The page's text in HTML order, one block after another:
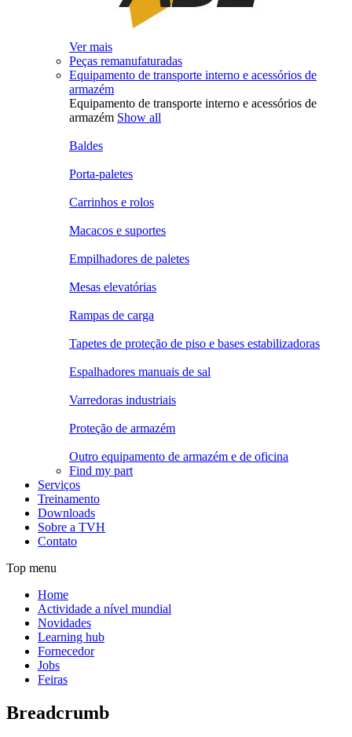
Ver mais
Peças remanufaturadas
Equipamento de transporte interno e acessórios de
armazém
Equipamento de transporte interno e acessórios de
armazém Show all
Baldes
Porta-paletes
Carrinhos e rolos
Macacos e suportes
Empilhadores de paletes
Mesas elevatórias
Rampas de carga
Tapetes de proteção de piso e bases estabilizadoras
Espalhadores manuais de sal
Varredoras industriais
Proteção de armazém
Outro equipamento de armazém e de oficina
Find my part
Serviços
Treinamento
Downloads
Sobre a TVH
Contato
Top menu
Home
Actividade a nível mundial
Novidades
Learning hub
Fornecedor
Jobs
Feiras
Breadcrumb